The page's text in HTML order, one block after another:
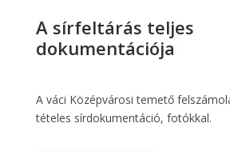
A sírfeltárás teljes
dokumentációja
A váci Középvárosi temető
tételes sírdokumentáció, fotókkal.